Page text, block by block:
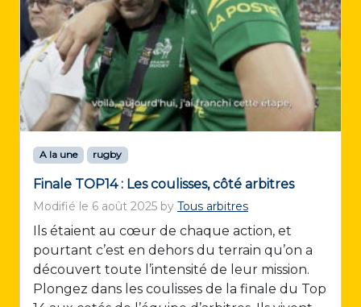
A la une rugby
Finale TOP14 : Les coulisses, côté arbitres
Modifié le 6 août 2025 by Tous arbitres
Ils étaient au cœur de chaque action, et
pourtant c’est en dehors du terrain qu’on a
découvert toute l’intensité de leur mission.
Plongez dans les coulisses de la finale du Top